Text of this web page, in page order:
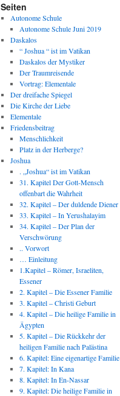
Seiten
Autonome Schule
Autonome Schule Juni 2019
Daskalos
“ Joshua “ ist im Vatikan
Daskalos der Mystiker
Der Traumreisende
Vortrag: Elementale
Der dreifache Spiegel
Die Kirche der Liebe
Elementale
Friedensbeitrag
Menschlichkeit
Platz in der Herberge?
Joshua
. „Joshua“ ist im Vatikan
31. Kapitel Der Gott-Mensch
offenbart die Wahrheit
32. Kapitel – Der duldende Diener
33. Kapitel – In Yerushalayim
34. Kapitel – Der Plan der
Verschwörung
.. Vorwort
… Einleitung
1.Kapitel – Römer, Israeliten,
Essener
2. Kapitel – Die Essener Familie
3. Kapitel – Christi Geburt
4. Kapitel – Die heilige Familie in
Ägypten
5. Kapitel – Die Rückkehr der
heiligen Familie nach Palästina
6. Kapitel: Eine eigenartige Familie
7. Kapitel: In Kana
8. Kapitel: In En-Nassar
9. Kapitel: Die heilige Familie in